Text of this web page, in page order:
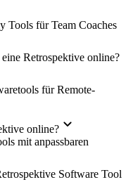
Tools für Team Coaches
Retrospektive online?
für Remote-
online?
mit anpassbaren
Software Tool